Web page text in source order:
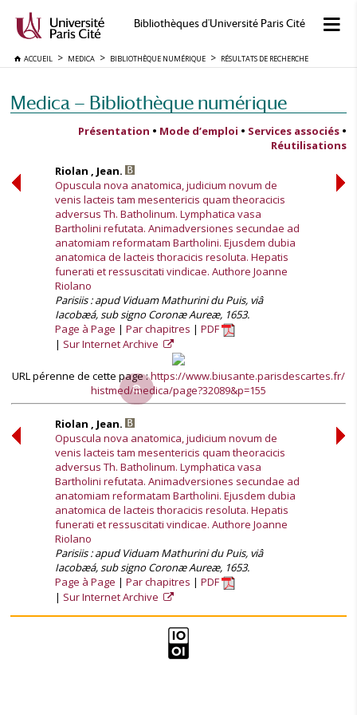
Bibliothèques d'Université Paris Cité
ACCUEIL MEDICA BIBLIOTHÈQUE NUMÉRIQUE RÉSULTATS DE RECHERCHE
Medica — Bibliothèque numérique
Présentation • Mode d’emploi • Services associés •
Réutilisations
Riolan , Jean.
Opuscula nova anatomica, judicium novum de
venis lacteis tam mesentericis quam theoracicis
adversus Th. Batholinum. Lymphatica vasa
Bartholini refutata. Animadversiones secundae ad
anatomiam reformatam Bartholini. Ejusdem dubia
anatomica de lacteis thoracicis resoluta. Hepatis
funerati et ressuscitati vindicae. Authore Joanne
Riolano
Parisiis : apud Viduam Mathurini du Puis, viâ
Iacobæá, sub signo Coronæ Aureæ, 1653.
Page à Page
Par chapitres
PDF
Sur Internet Archive
URL pérenne de cette page :https://www.biusante.parisdescartes.fr/
histmed/medica/page?32089&p=155
Riolan , Jean.
Opuscula nova anatomica, judicium novum de
venis lacteis tam mesentericis quam theoracicis
adversus Th. Batholinum. Lymphatica vasa
Bartholini refutata. Animadversiones secundae ad
anatomiam reformatam Bartholini. Ejusdem dubia
anatomica de lacteis thoracicis resoluta. Hepatis
funerati et ressuscitati vindicae. Authore Joanne
Riolano
Parisiis : apud Viduam Mathurini du Puis, viâ
Iacobæá, sub signo Coronæ Aureæ, 1653.
Page à Page
Par chapitres
PDF
Sur Internet Archive